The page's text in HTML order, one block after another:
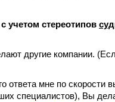
с учетом стереотипов
другие компании.
ответа мне по скорости
специалистов), Вы